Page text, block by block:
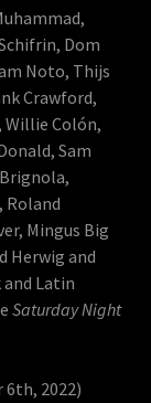
Dom
Noto, Thijs
Crawford,
Willie Colón,
Sam
Roland
Mingus Big
Herwig and
Latin
Saturday Night
6th, 2022)